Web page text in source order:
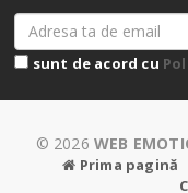
sunt de acord cu
© 2026 WEB
Prima pagină